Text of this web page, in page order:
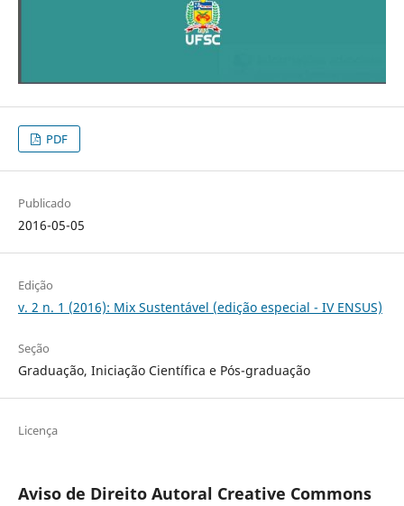
PDF
Publicado
2016-05-05
Edição
v. 2 n. 1 (2016): Mix Sustentável (edição especial - IV ENSUS)
Seção
Graduação, Iniciação Científica e Pós-graduação
Licença
Aviso de Direito Autoral Creative Commons